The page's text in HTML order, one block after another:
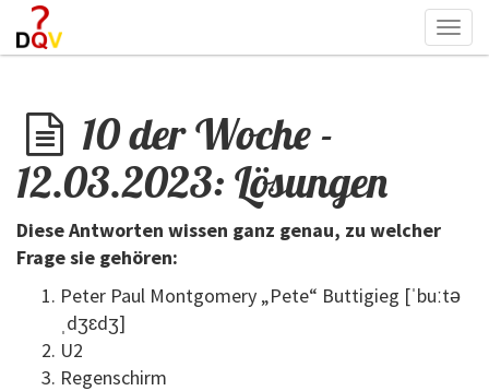
10 der Woche -
12.03.2023: Lösungen
Diese Antworten wissen ganz genau, zu welcher
Frage sie gehören:
Peter Paul Montgomery „Pete“ Buttigieg [ˈbuːtə
ˌdʒɛdʒ]
U2
Regenschirm